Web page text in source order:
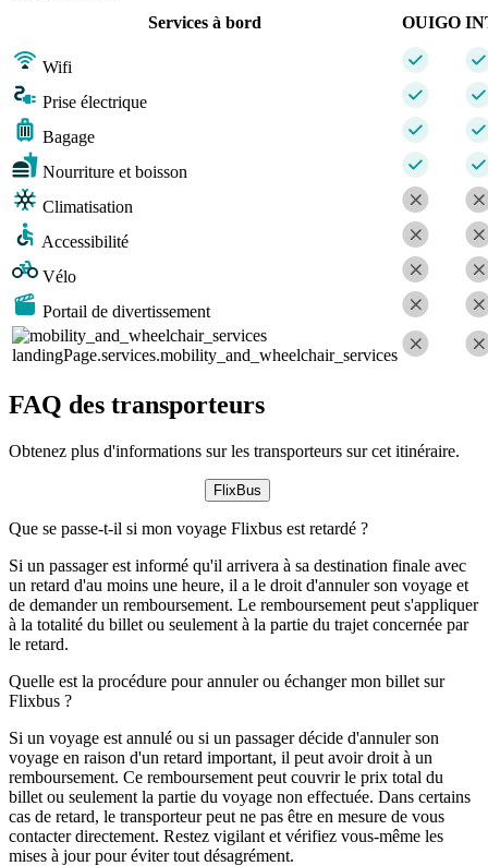
Services à bord
OUIGO
Wifi
Prise électrique
Bagage
Nourriture et boisson
Climatisation
Accessibilité
Vélo
Portail de divertissement
landingPage.services.mobility_and_wheelchair_services
FAQ des transporteurs
Obtenez plus d'informations sur les transporteurs sur cet itinéraire.
FlixBus
Que se passe-t-il si mon voyage Flixbus est retardé ?
Si un passager est informé qu'il arrivera à sa destination finale avec
un retard d'au moins une heure, il a le droit d'annuler son voyage et
de demander un remboursement. Le remboursement peut s'appliquer
à la totalité du billet ou seulement à la partie du trajet concernée par
le retard.
Quelle est la procédure pour annuler ou échanger mon billet sur
Flixbus ?
Si un voyage est annulé ou si un passager décide d'annuler son
voyage en raison d'un retard important, il peut avoir droit à un
remboursement. Ce remboursement peut couvrir le prix total du
billet ou seulement la partie du voyage non effectuée. Dans certains
cas de retard, le transporteur peut ne pas être en mesure de vous
contacter directement. Restez vigilant et vérifiez vous-même les
mises à jour pour éviter tout désagrément.